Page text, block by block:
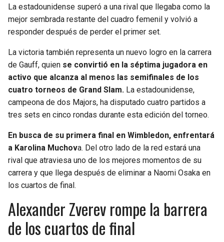
La estadounidense superó a una rival que llegaba como la
mejor sembrada restante del cuadro femenil y volvió a
responder después de perder el primer set.
La victoria también representa un nuevo logro en la carrera
de Gauff, quien se convirtió en la séptima jugadora en
activo que alcanza al menos las semifinales de los
cuatro torneos de Grand Slam. La estadounidense,
campeona de dos Majors, ha disputado cuatro partidos a
tres sets en cinco rondas durante esta edición del torneo.
En busca de su primera final en Wimbledon, enfrentará
a Karolina Muchova. Del otro lado de la red estará una
rival que atraviesa uno de los mejores momentos de su
carrera y que llega después de eliminar a Naomi Osaka en
los cuartos de final.
Alexander Zverev rompe la barrera
de los cuartos de final